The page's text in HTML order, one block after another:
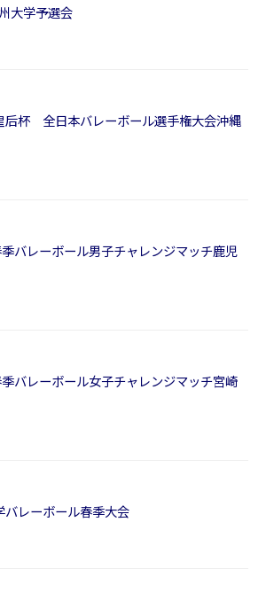
大学予選会
后杯 全日本バレーボール選手権大会沖縄
バレーボール男子チャレンジマッチ鹿児
バレーボール女子チャレンジマッチ宮崎
レーボール春季大会